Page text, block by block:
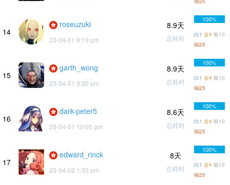
14
roseuzuki
23-04-01 9:19 pm
8.9天
总耗时
100%
白1 金4 银10
铜25
15
garth_wong
23-04-01 9:30 pm
8.9天
总耗时
100%
白1 金4 银10
铜25
16
dark-peter5
23-04-01 10:05 pm
8.6天
总耗时
100%
白1 金4 银10
铜25
17
edward_rinck
23-04-02 1:33 pm
8天
总耗时
100%
白1 金4 银10
铜25